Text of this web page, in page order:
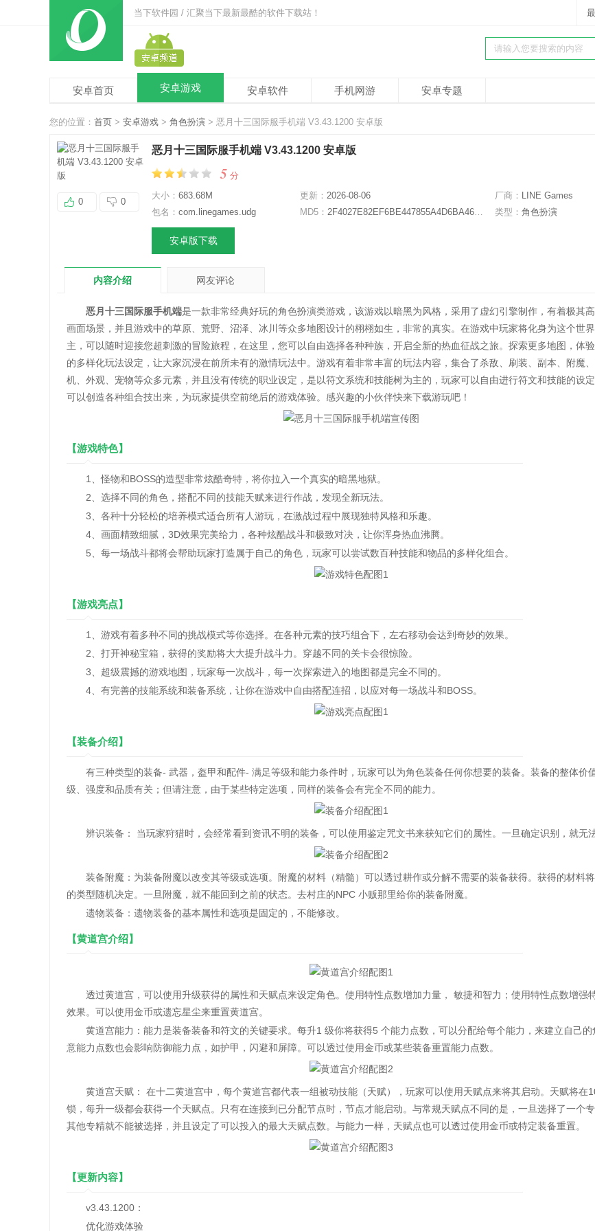
当下软件园 / 汇聚当下最新最酷的软件下载站！
安卓首页 安卓游戏 安卓软件 手机网游 安卓专题
您的位置： 首页 > 安卓游戏 > 角色扮演 > 恶月十三国际服手机端 V3.43.1200 安卓版
0 0
恶月十三国际服手机端 V3.43.1200 安卓版
5 分
大小： 683.68M 更新： 2026-08-06 厂商： LINE Games
包名： com.linegames.udg MD5： 2F4027E82EF6BE447855A4D6BA46C43A 类型： 角色扮演
安卓版下载
内容介绍 网友评论
恶月十三国际服手机端是一款非常经典好玩的角色扮演类游戏，该游戏以暗黑为风格，采用了虚幻引擎制作，有着极其
画面场景，并且游戏中的草原、荒野、沼泽、冰川等众多地图设计的栩栩如生，非常的真实。在游戏中玩家将化身为这个世
主，可以随时迎接您超刺激的冒险旅程，在这里，您可以自由选择各种种族，开启全新的热血征战之旅。探索更多地图，体
的多样化玩法设定，让大家沉浸在前所未有的激情玩法中。游戏有着非常丰富的玩法内容，集合了杀敌、刷装、副本、附魔
机、外观、宠物等众多元素，并且没有传统的职业设定，是以符文系统和技能树为主的，玩家可以自由进行符文和技能的设
可以创造各种组合技出来，为玩家提供空前绝后的游戏体验。感兴趣的小伙伴快来下载游玩吧！
【游戏特色】
1、怪物和BOSS的造型非常炫酷奇特，将你拉入一个真实的暗黑地狱。
2、选择不同的角色，搭配不同的技能天赋来进行作战，发现全新玩法。
3、各种十分轻松的培养模式适合所有人游玩，在激战过程中展现独特风格和乐趣。
4、画面精致细腻，3D效果完美给力，各种炫酷战斗和极致对决，让你浑身热血沸腾。
5、每一场战斗都将会帮助玩家打造属于自己的角色，玩家可以尝试数百种技能和物品的多样化组合。
【游戏亮点】
1、游戏有着多种不同的挑战模式等你选择。在各种元素的技巧组合下，左右移动会达到奇妙的效果。
2、打开神秘宝箱，获得的奖励将大大提升战斗力。穿越不同的关卡会很惊险。
3、超级震撼的游戏地图，玩家每一次战斗，每一次探索进入的地图都是完全不同的。
4、有完善的技能系统和装备系统，让你在游戏中自由搭配连招，以应对每一场战斗和BOSS。
【装备介绍】
有三种类型的装备- 武器，盔甲和配件- 满足等级和能力条件时，玩家可以为角色装备任何你想要的装备。装备的整体价
级、强度和品质有关；但请注意，由于某些特定选项，同样的装备会有完全不同的能力。
辨识装备： 当玩家狩猎时，会经常看到资讯不明的装备，可以使用鉴定咒文书来获知它们的属性。一旦确定识别，就无法
装备附魔：为装备附魔以改变其等级或选项。附魔的材料（精髓）可以透过耕作或分解不需要的装备获得。获得的材料
的类型随机决定。一旦附魔，就不能回到之前的状态。去村庄的NPC 小贩那里给你的装备附魔。
遗物装备：遗物装备的基本属性和选项是固定的，不能修改。
【黄道宫介绍】
透过黄道宫，可以使用升级获得的属性和天赋点来设定角色。使用特性点数增加力量， 敏捷和智力；使用特性点数增强
效果。可以使用金币或遗忘星尘来重置黄道宫。
黄道宫能力：能力是装备装备和符文的关键要求。每升1 级你将获得5 个能力点数，可以分配给每个能力，来建立自己的
意能力点数也会影响防御能力点，如护甲，闪避和屏障。可以透过使用金币或某些装备重置能力点数。
黄道宫天赋： 在十二黄道宫中，每个黄道宫都代表一组被动技能（天赋），玩家可以使用天赋点来将其启动。天赋将在
锁，每升一级都会获得一个天赋点。只有在连接到已分配节点时，节点才能启动。与常规天赋点不同的是，一旦选择了一个专
其他专精就不能被选择，并且设定了可以投入的最大天赋点数。与能力一样，天赋点也可以透过使用金币或特定装备重置。
【更新内容】
v3.43.1200：
优化游戏体验